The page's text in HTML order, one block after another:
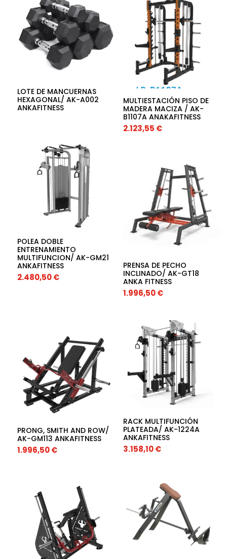
LOTE DE MANCUERNAS
HEXAGONAL/ AK-A002
ANKAFITNESS
MULTIESTACIÓN PISO DE
MADERA MACIZA / AK-
B1107A ANAKAFITNESS
2.123,55 €
POLEA DOBLE
ENTRENAMIENTO
MULTIFUNCION/ AK-GM21
ANKAFITNESS
2.480,50€
PRENSA DE PECHO
INCLINADO/ AK-GT18
ANKA FITNESS
1.996,50€
PRONG, SMITH AND ROW/
AK-GM113 ANKAFITNESS
1.996,50€
RACK MULTIFUNCIÓN
PLATEADA/ AK-1224A
ANKAFITNESS
3.158,10€